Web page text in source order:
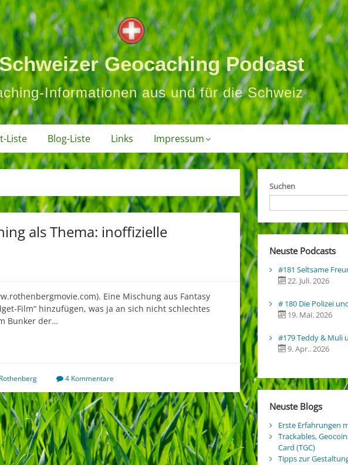
Geocaching Podcast
Informationen aus und für die Schweiz
Liste Blog-Liste Links Impressum
als Thema: inoffizielle
Eine Mischung aus Fantasy
Film“ hinzufügen, was ja an sich nicht schlechtes
Bunker der…
Rothenberg 4 Kommentare
Suchen
Neuste Podcasts
#181 Seltsame
22. Juli. 2026
# 180 Die Polizei
19. Mai. 2026
#179 Teddy & Muli
9. Apr.. 2026
Neuste Blogs
Erste Erfahrungen
Trackables,
Card (TGC)
Tipps zur